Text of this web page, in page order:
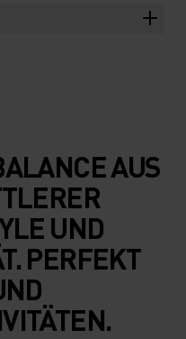
AUS
UND
PERFEKT